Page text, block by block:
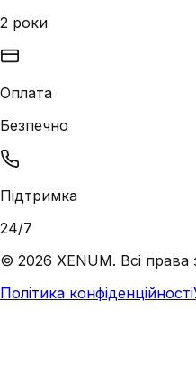
2 роки
Оплата
Безпечно
Підтримка
24/7
© 2026 XENUM. Всі права
Політика конфіденційності